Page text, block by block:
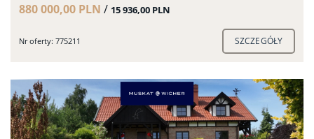
880 000,00 PLN / 15 936,00 PLN
Nr oferty: 775211 SZCZEGÓŁY